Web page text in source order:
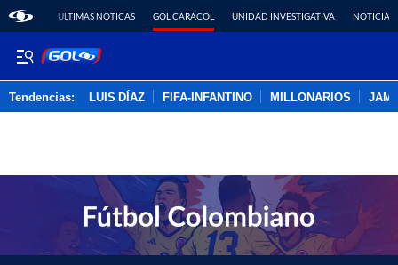
ÚLTIMAS NOTICAS GOL CARACOL UNIDAD INVESTIGATIVA NOTICIAS
Tendencias: LUIS DÍAZ FIFA-INFANTINO MILLONARIOS